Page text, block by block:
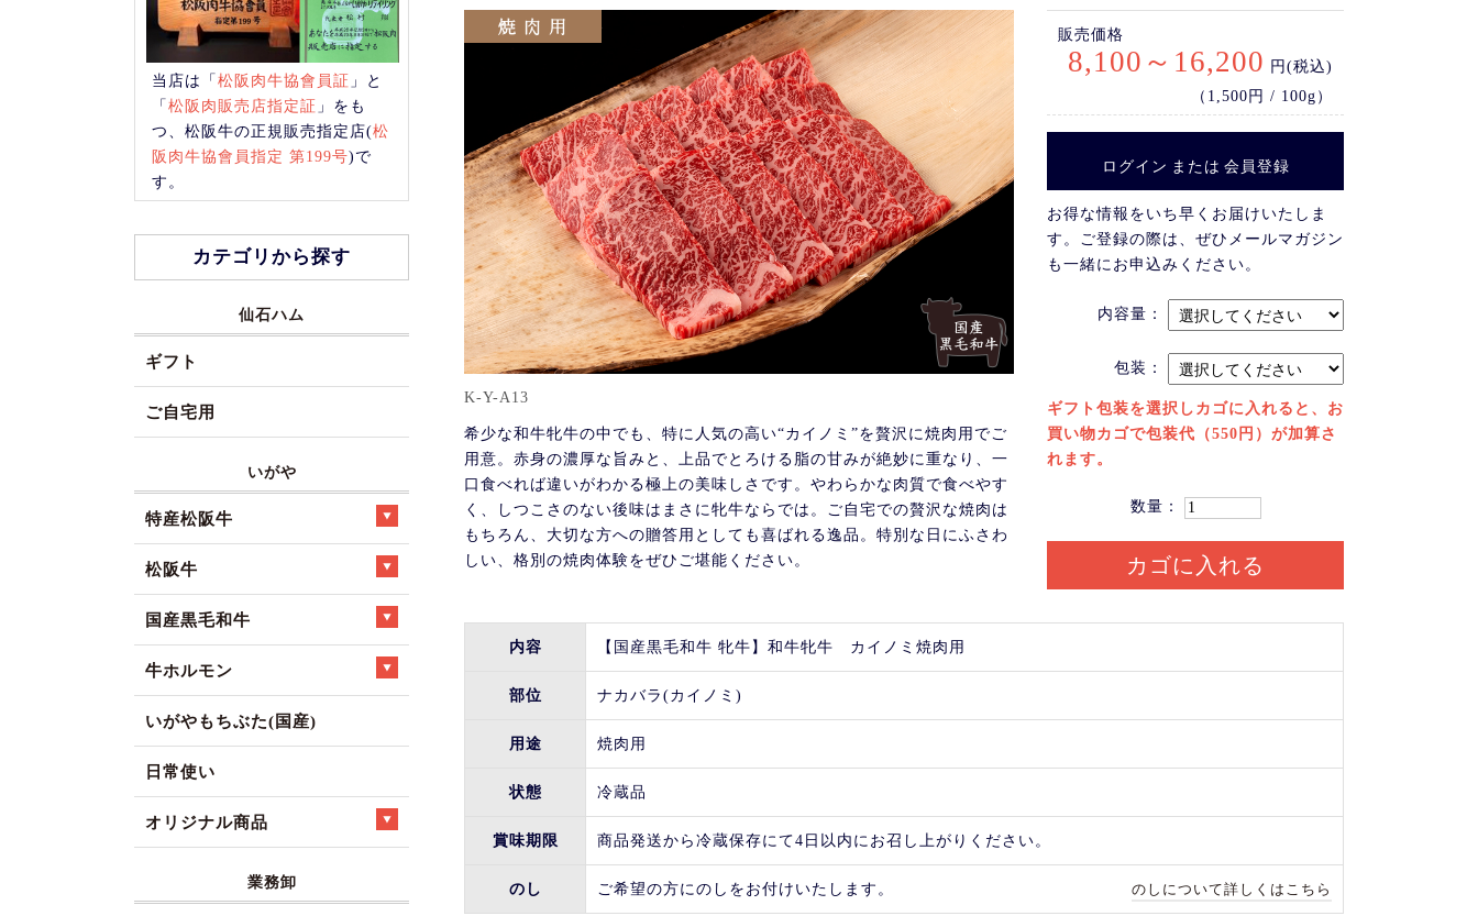
販売価格
8,100～16,200 円(税込)
（1,500円 / 100g）
ログイン または 会員登録
お得な情報をいち早くお届けいたしま
す。ご登録の際は、ぜひメールマガジン
も一緒にお申込みください。
内容量：
包装：
ギフト包装を選択しカゴに入れると、お
買い物カゴで包装代（550円）が加算さ
れます。
数量：
カゴに入れる
K-Y-A13
希少な和牛牝牛の中でも、特に人気の高い“カイノミ”を贅沢に焼肉用でご
用意。赤身の濃厚な旨みと、上品でとろける脂の甘みが絶妙に重なり、一
口食べれば違いがわかる極上の美味しさです。やわらかな肉質で食べやす
く、しつこさのない後味はまさに牝牛ならでは。ご自宅での贅沢な焼肉は
もちろん、大切な方への贈答用としても喜ばれる逸品。特別な日にふさわ
しい、格別の焼肉体験をぜひご堪能ください。
内容 【国産黒毛和牛 牝牛】和牛牝牛 カイノミ焼肉用
部位 ナカバラ(カイノミ)
用途 焼肉用
状態 冷蔵品
賞味期限 商品発送から冷蔵保存にて4日以内にお召し上がりください。
のし ご希望の方にのしをお付けいたします。 のしについて詳しくはこちら
当店は「松阪肉牛協會員証 」と
「松阪肉販売店指定証 」をも
つ、松阪牛の正規販売指定店(松
阪肉牛協會員指定 第199号)で
す。
カテゴリから探す
仙石ハム
ギフト
ご自宅用
いがや
特産松阪牛
松阪牛
国産黒毛和牛
牛ホルモン
いがやもちぶた(国産)
日常使い
オリジナル商品
業務卸